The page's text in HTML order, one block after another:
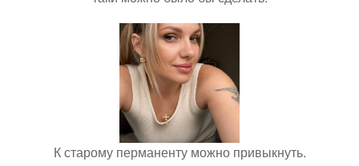
К старому перманенту можно привыкнуть.